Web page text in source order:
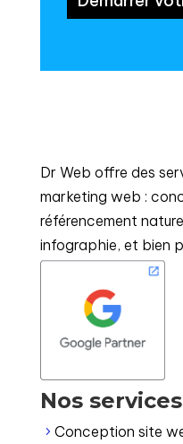
Dr Web offre des
marketing web :
référencement
infographie, et bien
Nos services
5 Conception site